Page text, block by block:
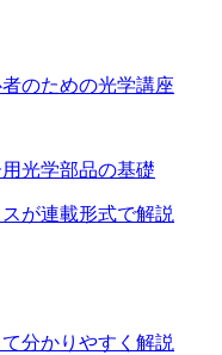
のための光学講座
光学部品の基礎
が連載形式で解説
分かりやすく解説